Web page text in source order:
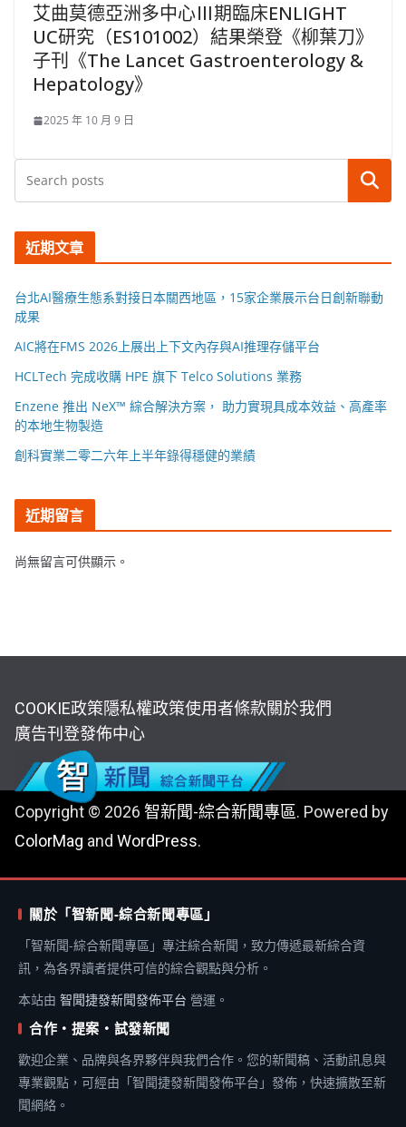
艾曲莫德亞洲多中心Ⅲ期臨床ENLIGHT
UC研究（ES101002）結果榮登《柳葉刀》
子刊《The Lancet Gastroenterology &
Hepatology》
2025 年 10 月 9 日
搜尋
近期文章
台北AI醫療生態系對接日本關西地區，15家企業展示台日創新聯動
成果
AIC將在FMS 2026上展出上下文內存與AI推理存儲平台
HCLTech 完成收購 HPE 旗下 Telco Solutions 業務
Enzene 推出 NeX™ 綜合解決方案， 助力實現具成本效益、高產率
的本地生物製造
創科實業二零二六年上半年錄得穩健的業績
近期留言
尚無留言可供顯示。
COOKIE政策隱私權政策使用者條款關於我們
廣告刊登發佈中心
Copyright © 2026 智新聞-綜合新聞專區. Powered by
ColorMag and WordPress.
關於「智新聞-綜合新聞專區」
「智新聞-綜合新聞專區」專注綜合新聞，致力傳遞最新綜合資
訊，為各界讀者提供可信的綜合觀點與分析。
本站由 智聞捷發新聞發佈平台 營運。
合作・提案・試發新聞
歡迎企業、品牌與各界夥伴與我們合作。您的新聞稿、活動訊息與
專業觀點，可經由「智聞捷發新聞發佈平台」發佈，快速擴散至新
聞網絡。